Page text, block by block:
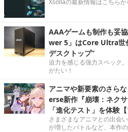
AAAゲームも制作も妥
wer 5」はCore Ultra世
デスクトップ”
迫力を感じる強力スペック
がたい！
アニマや新要素のさら
erse新作『崩壊：ネク
「進化テスト」を体験
さまざまなアニマとの出会
が増したバトルなど、本作